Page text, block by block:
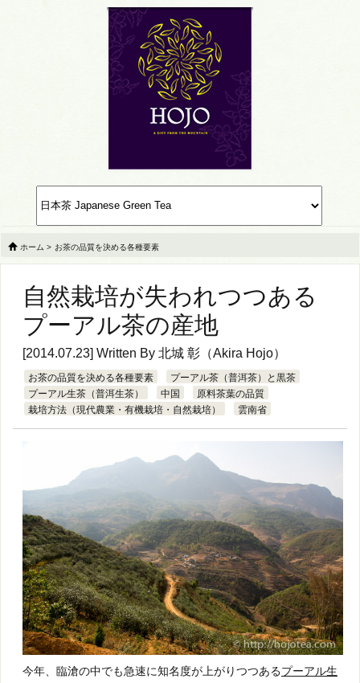
ホーム > お茶の品質を決める各種要素
自然栽培が失われつつある
プーアル茶の産地
[2014.07.23] Written By 北城 彰（Akira Hojo）
お茶の品質を決める各種要素
プーアル茶（普洱茶）と黒茶
プーアル生茶（普洱生茶）
中国
原料茶葉の品質
栽培方法（現代農業・有機栽培・自然栽培）
雲南省
今年、臨滄の中でも急速に知名度が上がりつつあるプーアル生